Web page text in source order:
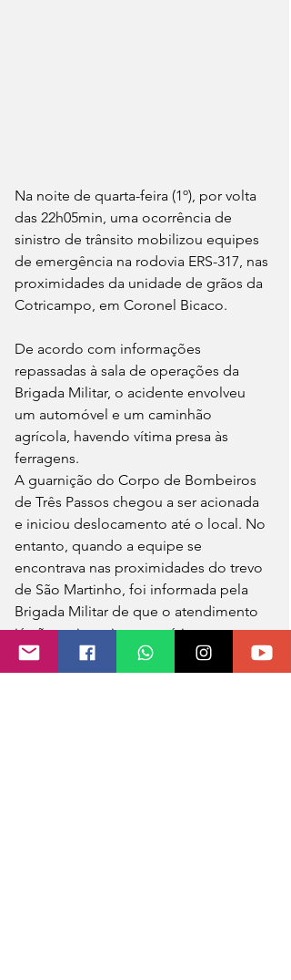
Na noite de quarta-feira (1º), por volta
das 22h05min, uma ocorrência de
sinistro de trânsito mobilizou equipes
de emergência na rodovia ERS-317, nas
proximidades da unidade de grãos da
Cotricampo, em Coronel Bicaco.
De acordo com informações
repassadas à sala de operações da
Brigada Militar, o acidente envolveu
um automóvel e um caminhão
agrícola, havendo vítima presa às
ferragens.
A guarnição do Corpo de Bombeiros
de Três Passos chegou a ser acionada
e iniciou deslocamento até o local. No
entanto, quando a equipe se
encontrava nas proximidades do trevo
de São Martinho, foi informada pela
Brigada Militar de que o atendimento
já não seria mais necessário.
Isso porque uma equipe de saúde do